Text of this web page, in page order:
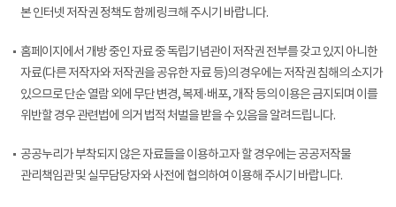
본 인터넷 저작권 정책도 함께 링크해 주시기 바랍니다.
홈페이지에서 개방 중인 자료 중 독립기념관이 저작권 전부를 갖고 있지 아니한
자료(다른 저작자와 저작권을 공유한 자료 등)의 경우에는 저작권 침해의 소지가
있으므로 단순 열람 외에 무단 변경, 복제·배포, 개작 등의 이용은 금지되며 이를
위반할 경우 관련법에 의거 법적 처벌을 받을 수 있음을 알려드립니다.
공공누리가 부착되지 않은 자료들을 이용하고자 할 경우에는 공공저작물
관리책임관 및 실무담당자와 사전에 협의하여 이용해 주시기 바랍니다.